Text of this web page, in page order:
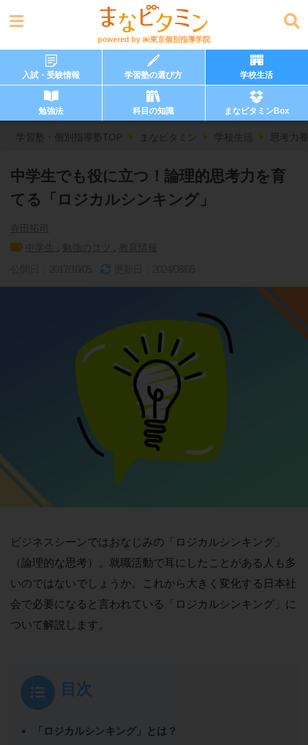
powered by ㈱東京個別指導学院
入試・受験情報 学習塾の選び方 学校生活
勉強法 科目の知識 まなビタミンBox
学習塾・個別指導塾TOP まなビタミン 学校生活 思考力
中学生でも役に立つ！論理的思考力を育
てる「ロジカルシンキング」
ビジネスシーンではおなじみの「ロジカルシンキング」
（論理的な思考）。就職活動で耳にしたことがある人も多
いのではないでしょうか。これから大きく変化する日本社
会で必要になると言われている「ロジカルシンキング」に
ついて解説します。
目次
「ロジカルシンキング」とは？